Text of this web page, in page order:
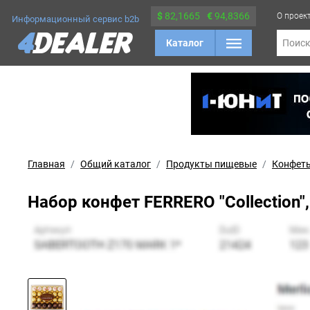
Информационный сервис b2b $ 82,1665 €94,8366
Каталог
О
Поиск
Главная Общий каталог Продукты пищевые
Набор конфет FERRERO